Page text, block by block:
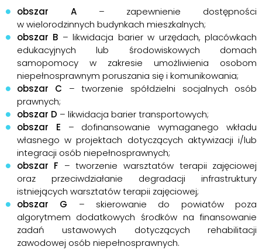
obszar A– zapewnienie dostępności
w wielorodzinnych budynkach mieszkalnych;
obszar B – likwidacja barier w urzędach, placówkach
edukacyjnych lub środowiskowych domach
samopomocy w zakresie umożliwienia osobom
niepełnosprawnym poruszania się i komunikowania;
obszar C – tworzenie spółdzielni socjalnych osób
prawnych;
obszar D – likwidacja barier transportowych;
obszar E – dofinansowanie wymaganego wkładu
własnego w projektach dotyczących aktywizacji i/lub
integracji osób niepełnosprawnych;
obszar F – tworzenie warsztatów terapii zajęciowej
oraz przeciwdziałanie degradacji infrastruktury
istniejących warsztatów terapii zajęciowej;
obszar G – skierowanie do powiatów poza
algorytmem dodatkowych środków na finansowanie
zadań ustawowych dotyczących rehabilitacji
zawodowej osób niepełnosprawnych.